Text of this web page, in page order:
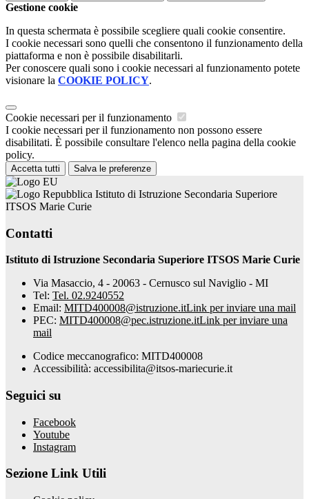
Gestione cookie
In questa schermata è possibile scegliere quali cookie consentire.
I cookie necessari sono quelli che consentono il funzionamento della
piattaforma e non è possibile disabilitarli.
Per conoscere quali sono i cookie necessari al funzionamento potete
visionare la COOKIE POLICY.
Cookie necessari per il funzionamento
I cookie necessari per il funzionamento non possono essere
disabilitati. È possibile consultare l'elenco nella pagina della cookie
policy.
Accetta tutti Salva le preferenze
Istituto di Istruzione Secondaria Superiore
ITSOS Marie Curie
Contatti
Istituto di Istruzione Secondaria Superiore ITSOS Marie Curie
Via Masaccio, 4 - 20063 - Cernusco sul Naviglio - MI
Tel: Tel. 02.9240552
Email: MITD400008@istruzione.itLink per inviare una mail
PEC: MITD400008@pec.istruzione.itLink per inviare una
mail
Codice meccanografico: MITD400008
Accessibilità: accessibilita@itsos-mariecurie.it
Seguici su
Facebook
Youtube
Instagram
Sezione Link Utili